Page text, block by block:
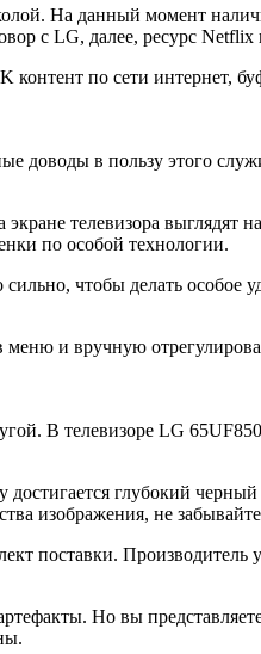
На данный момент
с LG, далее, ресурс
по сети интернет,
доводы в пользу этого
телевизора
по особой технологии.
чтобы делать особое
и вручную
В телевизоре LG
глубокий
изображения, не
поставки. Производитель
Но вы